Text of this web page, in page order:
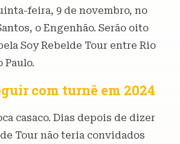
feira, 9 de novembro, no
o Engenhão. Serão oito
Soy Rebelde Tour entre Rio
Paulo.
com turnê em 2024
casaco. Dias depois de dizer
Tour não teria convidados